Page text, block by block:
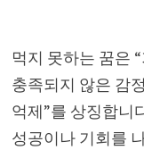
먹지 못하는 꿈은
충족되지 않은 감
억제”를 상징합니
성공이나 기회를